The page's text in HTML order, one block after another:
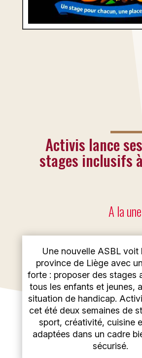
Activis lance
stages inclusifs
A la une
Une nouvelle ASBL voit
province de Liège avec
forte : proposer des stages
tous les enfants et jeunes,
situation de handicap.
cet été deux semaines de
sport, créativité, cuisine
adaptées dans un cadre
sécurisé.